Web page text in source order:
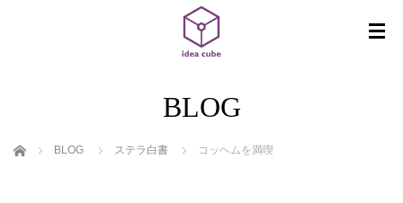
BLOG
ホーム BLOG ステラ白書 コッヘムを満喫